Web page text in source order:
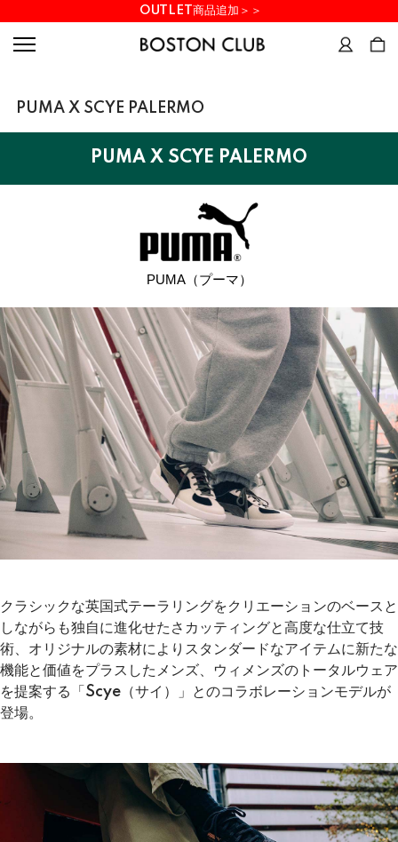
OUTLET商品追加＞＞
PUMA X SCYE PALERMO
PUMA X SCYE PALERMO
PUMA（プーマ）
クラシックな英国式テーラリングをクリエーションのベースと
しながらも独自に進化せたさカッティングと高度な仕立て技
術、オリジナルの素材によりスタンダードなアイテムに新たな
機能と価値をプラスしたメンズ、ウィメンズのトータルウェア
を提案する「Scye（サイ）」とのコラボレーションモデルが
登場。